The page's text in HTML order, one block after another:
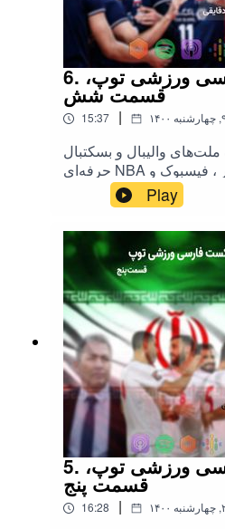
6. پادکست فارسی ورزشی توپ،
قسمت شش
15:37 |
تا لیگ ملت‌های والیبال و بسکتبال
حرفه‌ای NBA می‌تونید در توئیتر ، فیسبوک و
تاخیر در کانال تلگرام هم
بارگذاری می‌شه ‎
Play
5. پادکست فارسی ورزشی توپ،
قسمت پنج
16:28 |